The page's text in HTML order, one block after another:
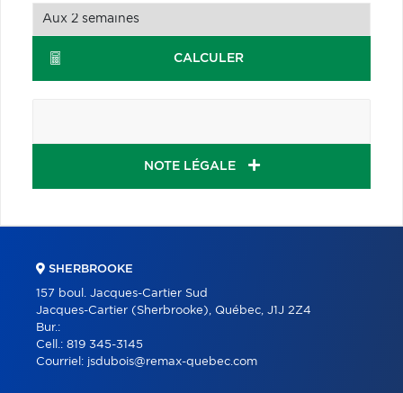
CALCULER
NOTE LÉGALE
SHERBROOKE
157 boul. Jacques-Cartier Sud
Jacques-Cartier (Sherbrooke), Québec, J1J 2Z4
Bur.:
Cell.: 819 345-3145
Courriel: jsdubois@remax-quebec.com